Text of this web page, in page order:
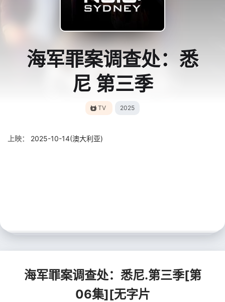
海军罪案调查处：悉
尼 第三季
TV 2025
上映： 2025-10-14(澳大利亚)
海军罪案调查处：悉尼.第三季[第
06集][无字片